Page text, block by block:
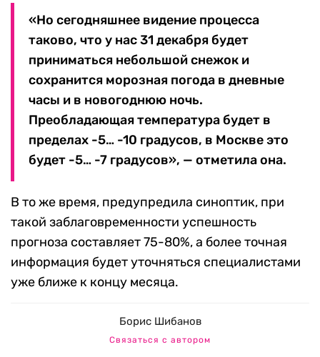
«Но сегодняшнее видение процесса
таково, что у нас 31 декабря будет
приниматься небольшой снежок и
сохранится морозная погода в дневные
часы и в новогоднюю ночь.
Преобладающая температура будет в
пределах -5… -10 градусов, в Москве это
будет -5… -7 градусов», — отметила она.
В то же время, предупредила синоптик, при
такой заблаговременности успешность
прогноза составляет 75-80%, а более точная
информация будет уточняться специалистами
уже ближе к концу месяца.
Борис Шибанов
Связаться с автором